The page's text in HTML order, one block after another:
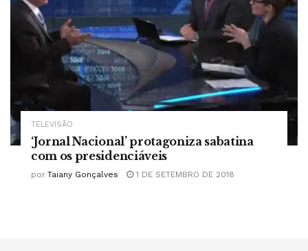
TELEVISÃO
‘Jornal Nacional’ protagoniza sabatina
com os presidenciáveis
por Taiany Gonçalves 1 DE SETEMBRO DE 2018